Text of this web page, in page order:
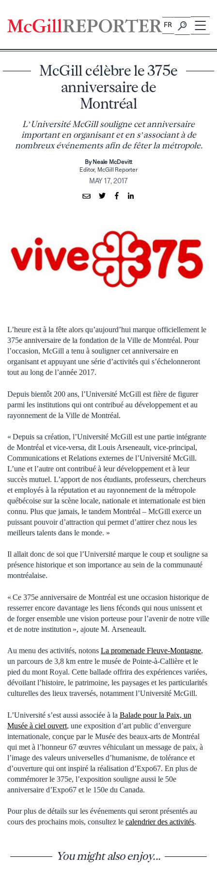
content
FR
McGill célèbre le 375e
anniversaire de
Montréal
L’Université McGill souligne cet anniversaire
important en organisant et en s’associant à de
nombreux événements afin de fêter la métropole.
By Neale McDevitt
Editor, McGill Reporter
MAY 17, 2017
L’heure est à la fête alors qu’aujourd’hui marque officiellement le
375e anniversaire de la fondation de la Ville de Montréal. Pour
l’occasion, McGill a tenu à souligner cet anniversaire en
organisant et appuyant une série d’activités qui s’échelonneront
tout au long de l’année 2017.
Depuis bientôt 200 ans, l’Université McGill est fière de figurer
parmi les institutions qui ont contribué au développement et au
rayonnement de la Ville de Montréal.
« Depuis sa création, l’Université McGill est une partie intégrante
de Montréal et vice-versa, dit Louis Arseneault, vice-principal,
Communications et Relations externes de l’Université McGill.
L’une et l’autre ont contribué à leur développement et à leur
succès mutuel. L’apport de nos étudiants, professeurs, chercheurs
et employés à la réputation et au rayonnement de la métropole
québécoise sur la scène locale, nationale et internationale est bien
connu. Plus que jamais, le tandem Montréal – McGill exerce un
puissant pouvoir d’attraction qui permet d’attirer chez nous les
meilleurs talents dans le monde. »
Il allait donc de soi que l’Université marque le coup et souligne sa
présence historique et son importance au sein de la communauté
montréalaise.
« Ce 375e anniversaire de Montréal est une occasion historique de
resserrer encore davantage les liens féconds qui nous unissent et
de forger ensemble une vision porteuse pour l’avenir de notre ville
et de notre institution », ajoute M. Arseneault.
Au menu des activités, notons La promenade Fleuve-Montagne,
un parcours de 3,8 km entre le musée de Pointe-à-Callière et le
pied du mont Royal. Cette ballade offrira des expériences variées,
dévoilant l’histoire, le patrimoine, les paysages et les particularités
culturelles des lieux traversés, notamment l’Université McGill.
L’Université s’est aussi associée à la Balade pour la Paix, un
Musée à ciel ouvert, une exposition d’art public d’envergure
internationale, conçue par le Musée des beaux-arts de Montréal
qui met à l’honneur 67 œuvres véhiculant un message de paix, à
l’image des valeurs universelles d’humanisme, de tolérance et
d’ouverture qui ont inspiré la réalisation d’Expo67. En plus de
commémorer le 375e, l’exposition souligne aussi le 50e
anniversaire d’Expo67 et le 150e du Canada.
Pour plus de détails sur les événements qui seront présentés au
cours des prochains mois, consultez le calendrier des activités.
You might also enjoy...